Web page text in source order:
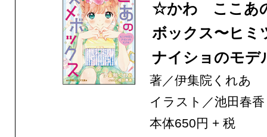
☆かわ ここあ
ボックス〜ヒミ
ナイショのモデ
著／伊集院くれあ
イラスト／池田春香
本体650円 + 税